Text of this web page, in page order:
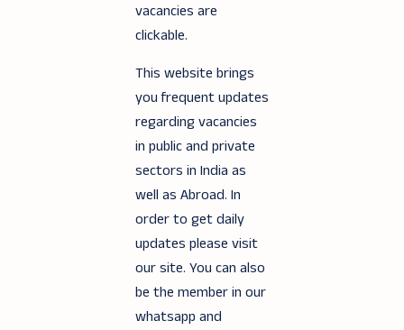
vacancies are
clickable.
This website brings
you frequent updates
regarding vacancies
in public and private
sectors in India as
well as Abroad. In
order to get daily
updates please visit
our site. You can also
be the member in our
whatsapp and